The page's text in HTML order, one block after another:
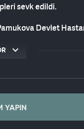
sevk edildi.
Devlet
rağmen
YAPIN